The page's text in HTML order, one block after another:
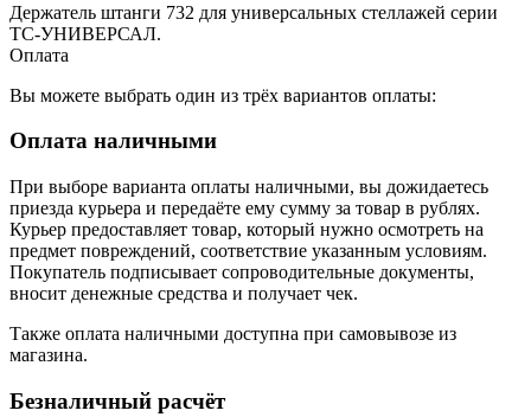
Держатель штанги 732 для универсальных стеллажей серии
ТС-УНИВЕРСАЛ.
Оплата
Вы можете выбрать один из трёх вариантов оплаты:
Оплата наличными
При выборе варианта оплаты наличными, вы дожидаетесь
приезда курьера и передаёте ему сумму за товар в рублях.
Курьер предоставляет товар, который нужно осмотреть на
предмет повреждений, соответствие указанным условиям.
Покупатель подписывает сопроводительные документы,
вносит денежные средства и получает чек.
Также оплата наличными доступна при самовывозе из
магазина.
Безналичный расчёт